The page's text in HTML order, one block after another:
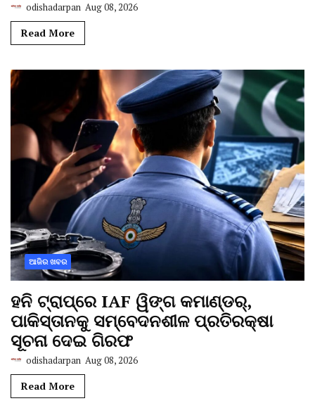
odishadarpan Aug 08, 2026
Read More
ଆଜିର ଖବର
ହନି ଟ୍ରାପ୍‌ରେ IAF ୱିଙ୍ଗ କମାଣ୍ଡର୍,
ପାକିସ୍ତାନକୁ ସମ୍ବେଦନଶୀଳ ପ୍ରତିରକ୍ଷା
ସୂଚନା ଦେଇ ଗିରଫ
odishadarpan Aug 08, 2026
Read More